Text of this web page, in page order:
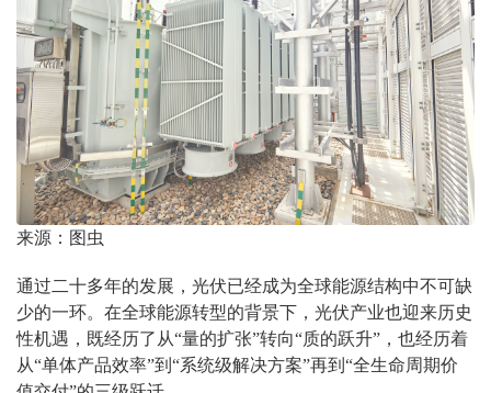
来源：图虫
通过二十多年的发展，光伏已经成为全球能源结构中不可缺
少的一环。在全球能源转型的背景下，光伏产业也迎来历史
性机遇，既经历了从“量的扩张”转向“质的跃升”，也经历着
从“单体产品效率”到“系统级解决方案”再到“全生命周期价